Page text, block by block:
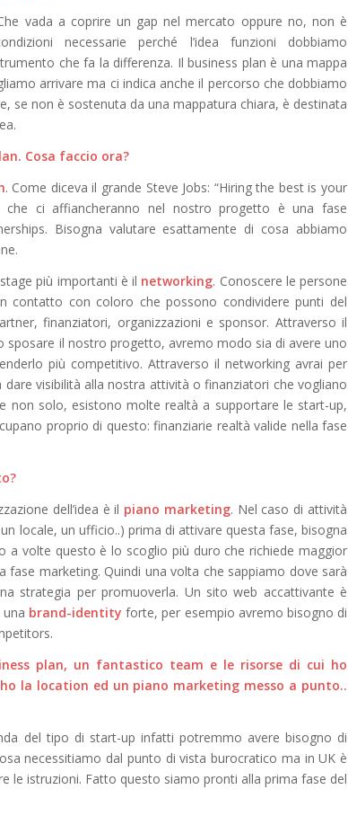
vada a coprire un gap nel mercato oppure no, non è
necessarie perché l’idea funzioni dobbiamo
che fa la differenza. Il business plan è una mappa
arrivare ma ci indica anche il percorso che dobbiamo
se non è sostenuta da una mappatura chiara, è destinata
Cosa faccio ora?
. Come diceva il grande Steve Jobs: “Hiring the best is your
che ci affiancheranno nel nostro progetto è una fase
Bisogna valutare esattamente di cosa abbiamo
più importanti è il networking. Conoscere le persone
contatto con coloro che possono condividere punti del
finanziatori, organizzazioni e sponsor. Attraverso il
il nostro progetto, avremo modo sia di avere uno
più competitivo. Attraverso il networking avrai per
visibilità alla nostra attività o finanziatori che vogliano
non solo, esistono molte realtà a supportare le start-up,
proprio di questo: finanziarie realtà valide nella fase
dell’idea è il piano marketing. Nel caso di attività
locale, un ufficio..) prima di attivare questa fase, bisogna
a volte questo è lo scoglio più duro che richiede maggior
marketing. Quindi una volta che sappiamo dove sarà
strategia per promuoverla. Un sito web accattivante è
brand-identity forte, per esempio avremo bisogno di
plan, un fantastico team e le risorse di cui ho
la location ed un piano marketing messo a punto..
del tipo di start-up infatti potremmo avere bisogno di
necessitiamo dal punto di vista burocratico ma in UK è
le istruzioni. Fatto questo siamo pronti alla prima fase del